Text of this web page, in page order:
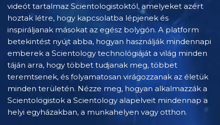
videót tartalmaz Scientologistoktól, amelyeket azért
hoztak létre, hogy kapcsolatba lépjenek és
inspiráljanak másokat az egész bolygón. A platform
betekintést nyújt abba, hogyan használják mindennapi
emberek a Scientology technológiáját a világ minden
táján arra, hogy többet tudjanak meg, többet
teremtsenek, és folyamatosan virágozzanak az életük
minden területén. Nézze meg, hogyan alkalmazzák a
Scientologistok a Scientology alapelveit mindennap a
helyi egyházakban, a munkahelyen vagy otthon.